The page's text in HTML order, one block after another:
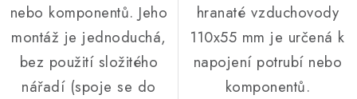
nebo komponentů. Jeho
montáž je jednoduchá,
bez použití složitého
nářadí (spoje se do
hranaté vzduchovody
110x55 mm je určená k
napojení potrubí nebo
komponentů.